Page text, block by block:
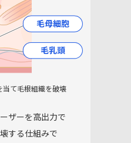
当て毛根組織を破壊
ザーを高出力で
する仕組みで